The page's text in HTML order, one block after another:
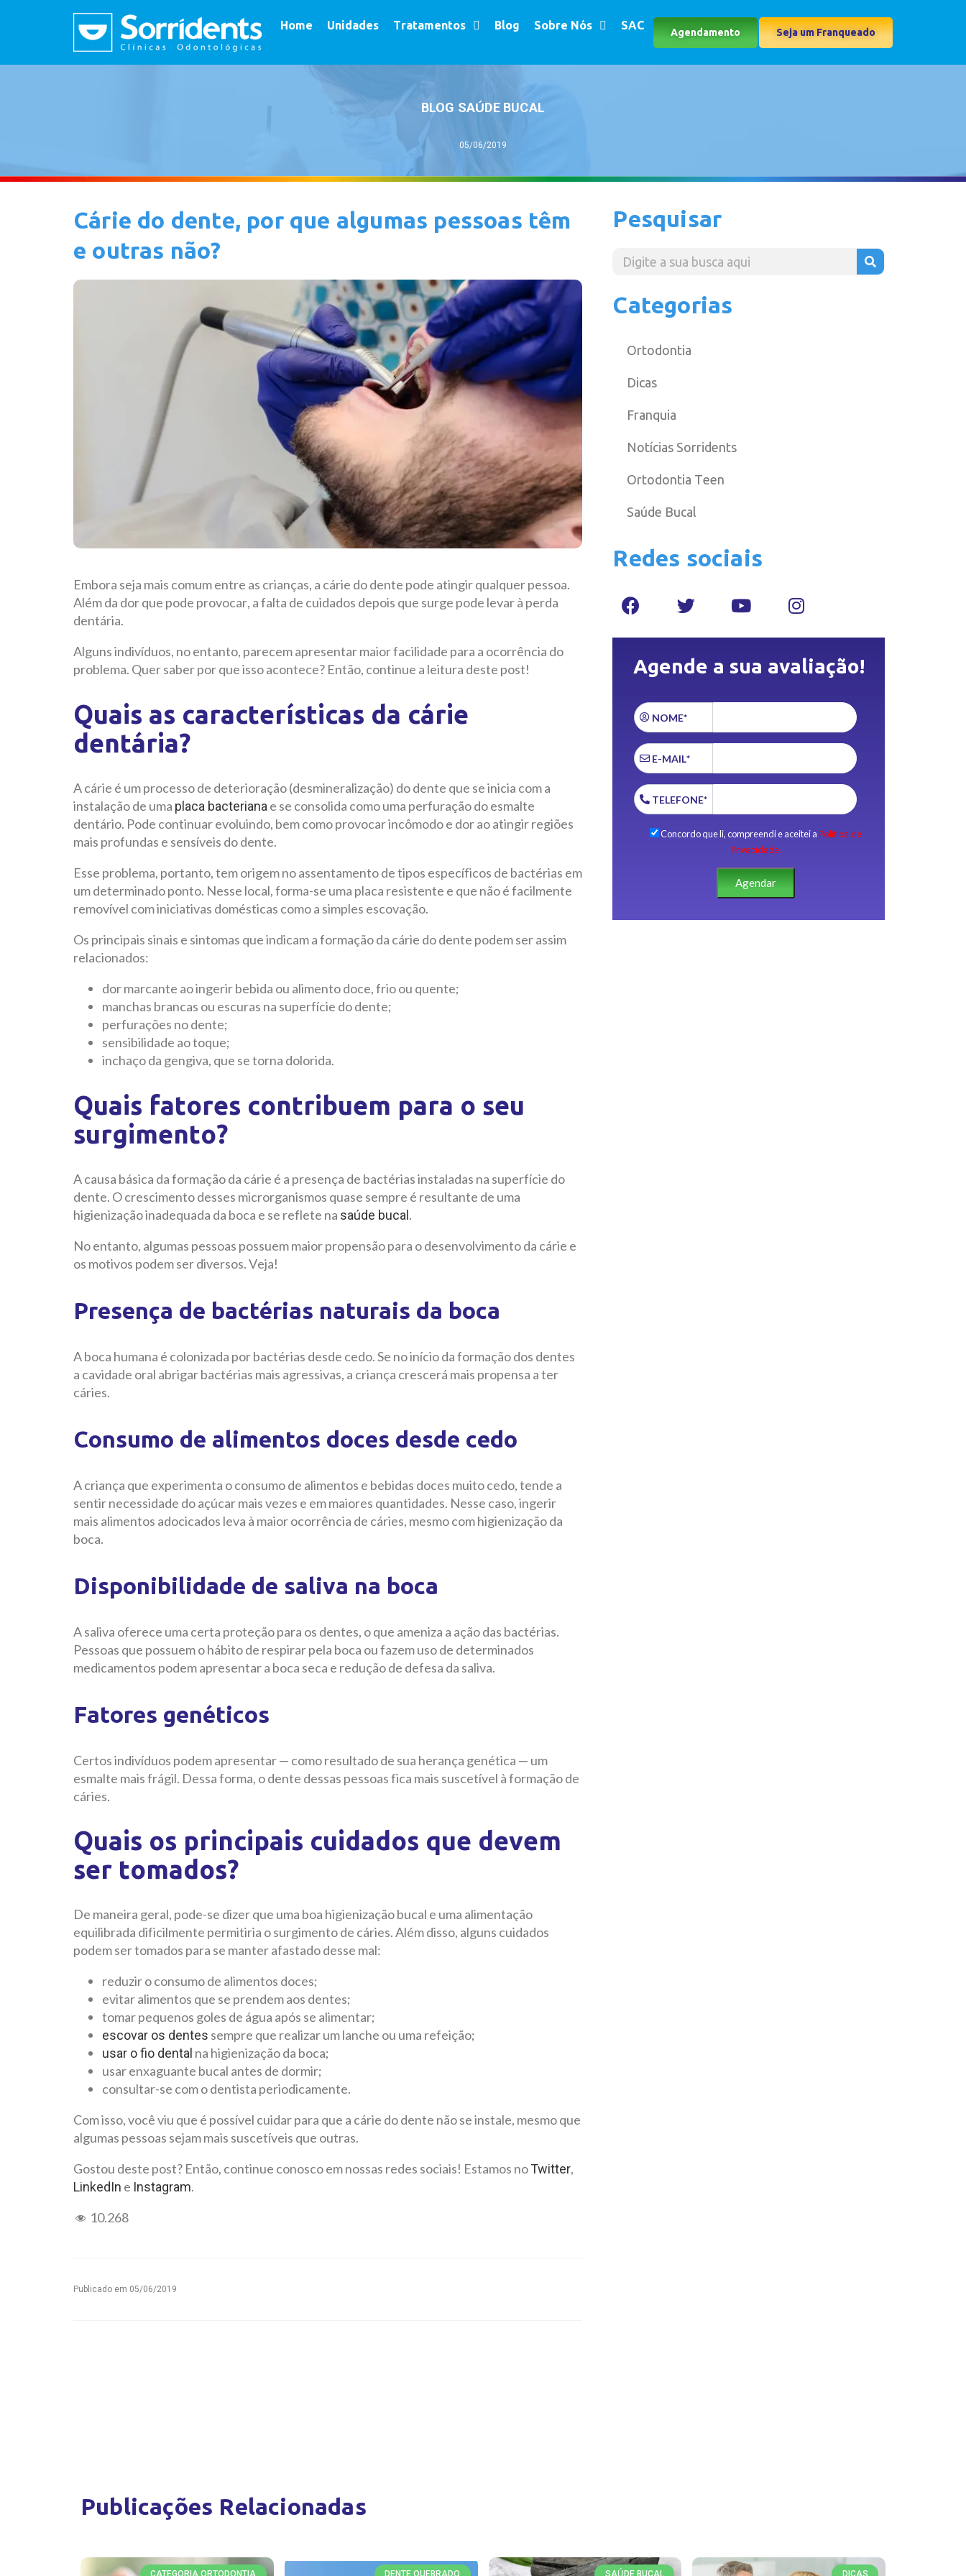
Home Unidades Tratamentos Blog Sobre Nós SAC
Agendamento Seja um Franqueado
BLOG SAÚDE BUCAL
05/06/2019
Cárie do dente, por que algumas pessoas têm
e outras não?
Embora seja mais comum entre as crianças, a cárie do dente pode atingir qualquer pessoa.
Além da dor que pode provocar, a falta de cuidados depois que surge pode levar à perda
dentária.
Alguns indivíduos, no entanto, parecem apresentar maior facilidade para a ocorrência do
problema. Quer saber por que isso acontece? Então, continue a leitura deste post!
Quais as características da cárie
dentária?
A cárie é um processo de deterioração (desmineralização) do dente que se inicia com a
instalação de uma placa bacteriana e se consolida como uma perfuração do esmalte
dentário. Pode continuar evoluindo, bem como provocar incômodo e dor ao atingir regiões
mais profundas e sensíveis do dente.
Esse problema, portanto, tem origem no assentamento de tipos específicos de bactérias em
um determinado ponto. Nesse local, forma-se uma placa resistente e que não é facilmente
removível com iniciativas domésticas como a simples escovação.
Os principais sinais e sintomas que indicam a formação da cárie do dente podem ser assim
relacionados:
dor marcante ao ingerir bebida ou alimento doce, frio ou quente;
manchas brancas ou escuras na superfície do dente;
perfurações no dente;
sensibilidade ao toque;
inchaço da gengiva, que se torna dolorida.
Quais fatores contribuem para o seu
surgimento?
A causa básica da formação da cárie é a presença de bactérias instaladas na superfície do
dente. O crescimento desses microrganismos quase sempre é resultante de uma
higienização inadequada da boca e se reflete na saúde bucal.
No entanto, algumas pessoas possuem maior propensão para o desenvolvimento da cárie e
os motivos podem ser diversos. Veja!
Presença de bactérias naturais da boca
A boca humana é colonizada por bactérias desde cedo. Se no início da formação dos dentes
a cavidade oral abrigar bactérias mais agressivas, a criança crescerá mais propensa a ter
cáries.
Consumo de alimentos doces desde cedo
A criança que experimenta o consumo de alimentos e bebidas doces muito cedo, tende a
sentir necessidade do açúcar mais vezes e em maiores quantidades. Nesse caso, ingerir
mais alimentos adocicados leva à maior ocorrência de cáries, mesmo com higienização da
boca.
Disponibilidade de saliva na boca
A saliva oferece uma certa proteção para os dentes, o que ameniza a ação das bactérias.
Pessoas que possuem o hábito de respirar pela boca ou fazem uso de determinados
medicamentos podem apresentar a boca seca e redução de defesa da saliva.
Fatores genéticos
Certos indivíduos podem apresentar— como resultado de sua herança genética — um
esmalte mais frágil. Dessa forma, o dente dessas pessoas fica mais suscetível à formação de
cáries.
Quais os principais cuidados que devem
ser tomados?
De maneira geral, pode-se dizer que uma boa higienização bucal e uma alimentação
equilibrada dificilmente permitiria o surgimento de cáries. Além disso, alguns cuidados
podem ser tomados para se manter afastado desse mal:
reduzir o consumo de alimentos doces;
evitar alimentos que se prendem aos dentes;
tomar pequenos goles de água após se alimentar;
escovar os dentes sempre que realizar um lanche ou uma refeição;
usar o fio dental na higienização da boca;
usar enxaguante bucal antes de dormir;
consultar-se com o dentista periodicamente.
Com isso, você viu que é possível cuidar para que a cárie do dente não se instale, mesmo que
algumas pessoas sejam mais suscetíveis que outras.
Gostou deste post? Então, continue conosco em nossas redes sociais! Estamos noTwitter,
LinkedIn e Instagram.
10.268
Publicado em 05/06/2019
Pesquisar
Categorias
Ortodontia
Dicas
Franquia
Notícias Sorridents
Ortodontia Teen
Saúde Bucal
Redes sociais
Agende a sua avaliação!
NOME*
E-MAIL*
TELEFONE*
Concordo que li, compreendi e aceitei aPolítica de
Privacidade.
Agendar
Publicações Relacionadas